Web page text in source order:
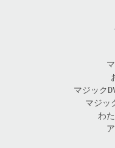
マジック
マジッ
わ